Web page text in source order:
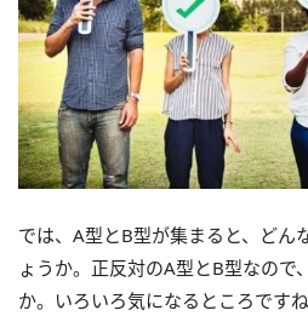
では、A型とB型が集まると、どん
ょうか。正反対のA型とB型なので
か。いろいろ気になるところですね